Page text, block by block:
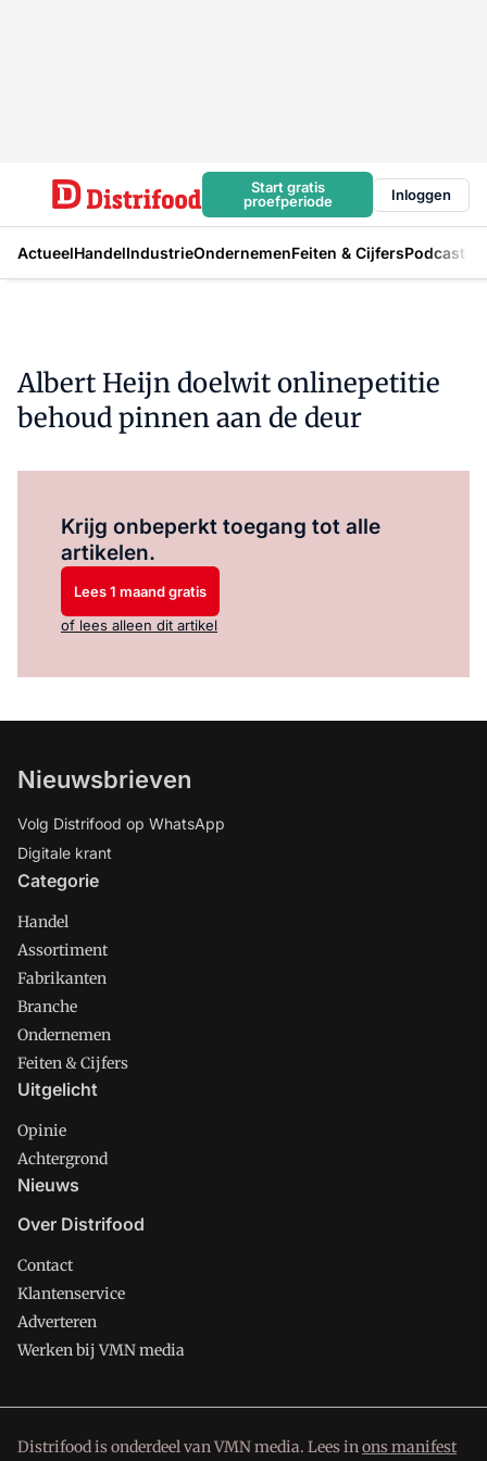
Start gratis
proefperiode
Inloggen
ActueelHandelIndustrieOndernemenFeiten & CijfersPodcast
Albert Heijn doelwit onlinepetitie
behoud pinnen aan de deur
Krijg onbeperkt toegang tot alle
artikelen.
Lees 1 maand gratis
of lees alleen dit artikel
Nieuwsbrieven
Volg Distrifood op WhatsApp
Digitale krant
Categorie
Handel
Assortiment
Fabrikanten
Branche
Ondernemen
Feiten & Cijfers
Uitgelicht
Opinie
Achtergrond
Nieuws
Over Distrifood
Contact
Klantenservice
Adverteren
Werken bij VMN media
Distrifood is onderdeel van VMN media. Lees inons manifest